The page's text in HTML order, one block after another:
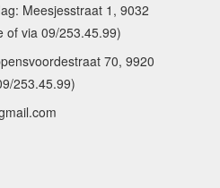
Meesjesstraat 1, 9032
of via 09/253.45.99)
70, 9920
253.45.99)